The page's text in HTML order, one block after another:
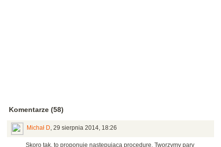
Komentarze (58)
Michał D, 29 sierpnia 2014, 18:26
Skoro tak, to proponuję następującą procedurę. Tworzymy pary